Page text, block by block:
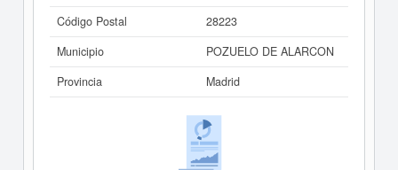
Código Postal
28223
Municipio
POZUELO DE ALARCON
Provincia
Madrid